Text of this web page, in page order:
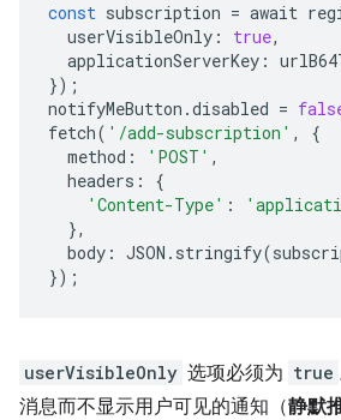
const subscription = await
userVisibleOnly : true,
applicationServerKey :
});
notifyMeButton .disabled =
fetch( '/add-subscription' ,
{
method : 'POST' ,
headers :
{
'Content-Type' :
},
body : JSON . stringify(
});
userVisibleOnly 选项必须为 true
消息而不显示用户可见的通知（静默